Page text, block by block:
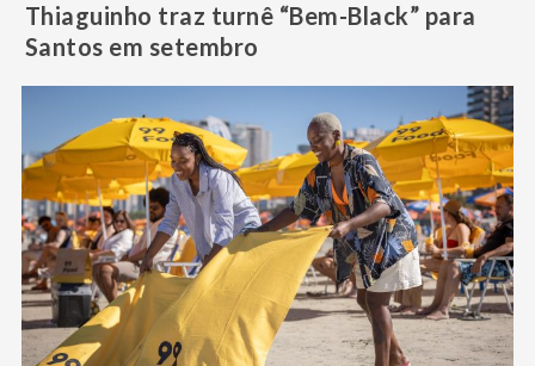
Thiaguinho traz turnê “Bem-Black” para
Santos em setembro